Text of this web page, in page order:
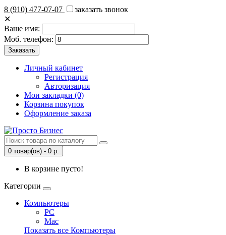
8 (910) 477-07-07
заказать звонок
✕
Ваше имя:
Моб. телефон:
Личный кабинет
Регистрация
Авторизация
Мои закладки (0)
Корзина покупок
Оформление заказа
0 товар(ов) - 0 р.
В корзине пусто!
Категории
Компьютеры
PC
Mac
Показать все Компьютеры